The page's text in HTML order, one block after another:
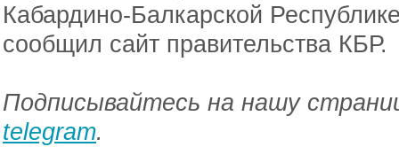
Кабардино-Балкарской
сообщил сайт правительства КБР.
Подписывайтесь на нашу
telegram.